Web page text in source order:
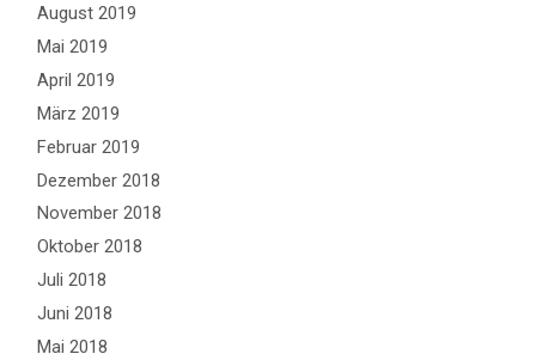
August 2019
Mai 2019
April 2019
März 2019
Februar 2019
Dezember 2018
November 2018
Oktober 2018
Juli 2018
Juni 2018
Mai 2018